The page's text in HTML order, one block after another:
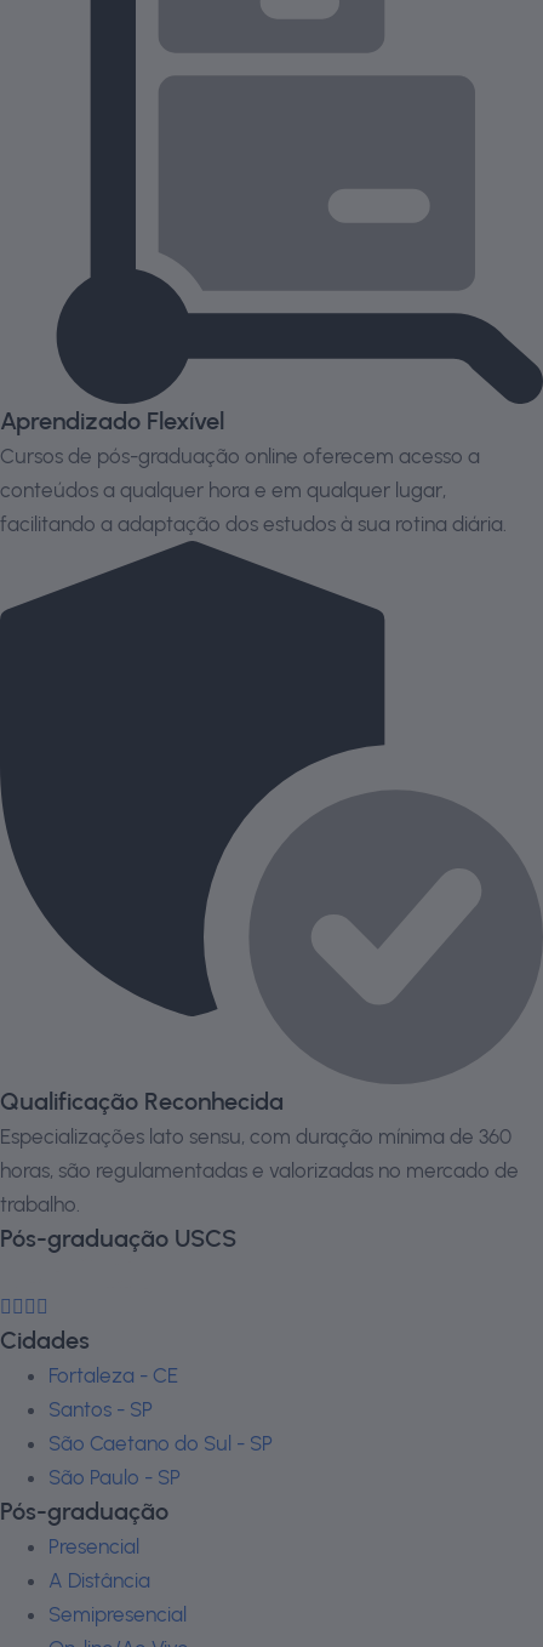
Aprendizado Flexível
Cursos de pós-graduação online oferecem acesso a
conteúdos a qualquer hora e em qualquer lugar,
facilitando a adaptação dos estudos à sua rotina diária.
Qualificação Reconhecida
Especializações lato sensu, com duração mínima de 360
horas, são regulamentadas e valorizadas no mercado de
trabalho.
Pós-graduação USCS
Cidades
Fortaleza - CE
Santos - SP
São Caetano do Sul - SP
São Paulo - SP
Pós-graduação
Presencial
A Distância
Semipresencial